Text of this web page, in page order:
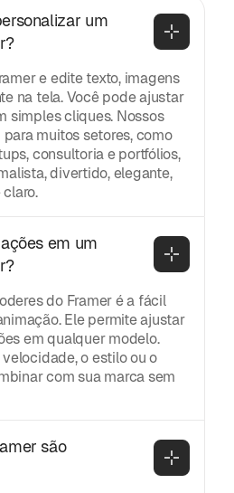
um
e edite texto, imagens
na tela. Você pode ajustar
simples cliques. Nossos
muitos setores, como
consultoria e portfólios,
divertido, elegante,
em um
do Framer é a fácil
Ele permite ajustar
em qualquer modelo.
o estilo ou o
com sua marca sem
são